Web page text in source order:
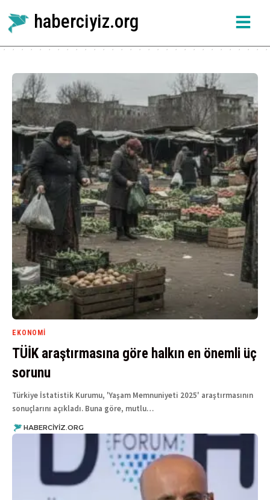
haberciyiz.org
Konum:GİZLİ HABER
EKONOMI
TÜİK araştırmasına göre halkın en önemli üç
sorunu
Türkiye İstatistik Kurumu, 'Yaşam Memnuniyeti 2025' araştırmasının
sonuçlarını açıkladı. Buna göre, mutlu…
HABERCIYIZ.ORG